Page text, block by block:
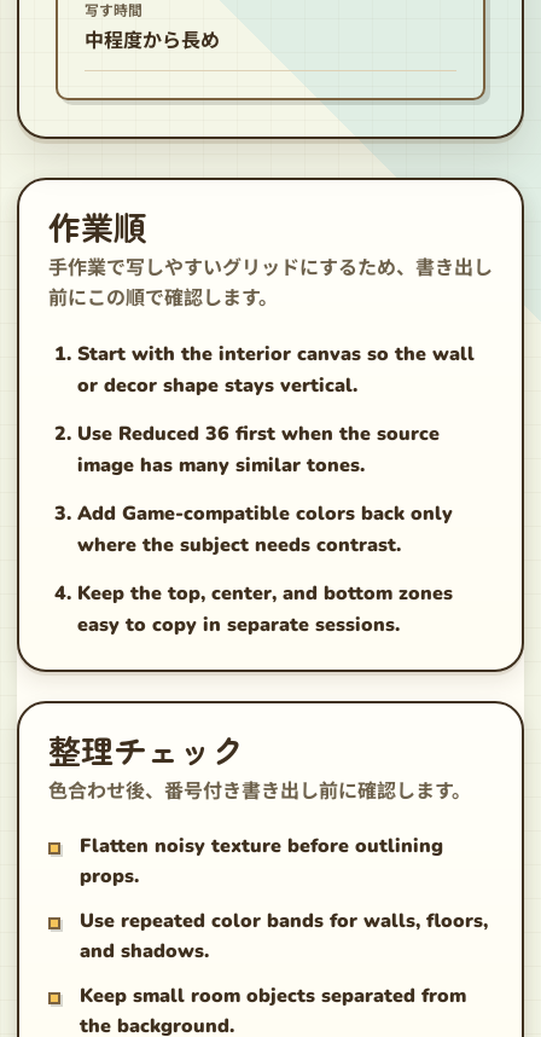
写す時間
中程度から長め
作業順
手作業で写しやすいグリッドにするため、書き出し
前にこの順で確認します。
Start with the interior canvas so the wall
or decor shape stays vertical.
Use Reduced 36 first when the source
image has many similar tones.
Add Game-compatible colors back only
where the subject needs contrast.
Keep the top, center, and bottom zones
easy to copy in separate sessions.
整理チェック
色合わせ後、番号付き書き出し前に確認します。
Flatten noisy texture before outlining
props.
Use repeated color bands for walls, floors,
and shadows.
Keep small room objects separated from
the background.